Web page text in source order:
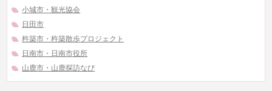
小城市・観光協会
日田市
杵築市・杵築散歩プロジェクト
日南市・日南市役所
山鹿市・山鹿探訪なび